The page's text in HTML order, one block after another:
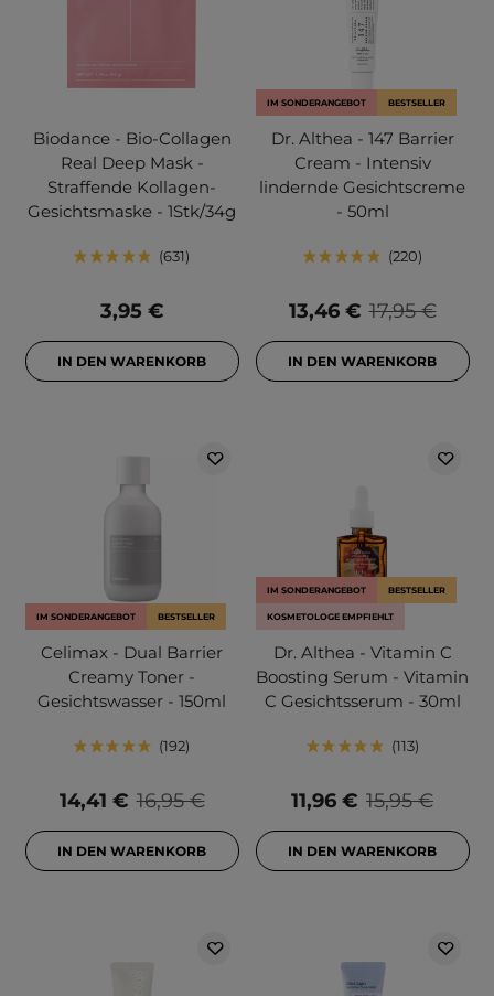
Biodance - Bio-Collagen
Real Deep Mask -
Straffende Kollagen-
Gesichtsmaske - 1Stk/34g
631
3,95 €
IN DEN WARENKORB
IM SONDERANGEBOT BESTSELLER
Dr. Althea - 147 Barrier
Cream - Intensiv
lindernde Gesichtscreme
- 50ml
220
17,95 €
13,46 €
IN DEN WARENKORB
IM SONDERANGEBOT BESTSELLER
Celimax - Dual Barrier
Creamy Toner -
Gesichtswasser - 150ml
192
16,95 €
14,41 €
IN DEN WARENKORB
IM SONDERANGEBOT BESTSELLER
KOSMETOLOGE EMPFIEHLT
Dr. Althea - Vitamin C
Boosting Serum - Vitamin
C Gesichtsserum - 30ml
113
15,95 €
11,96 €
IN DEN WARENKORB